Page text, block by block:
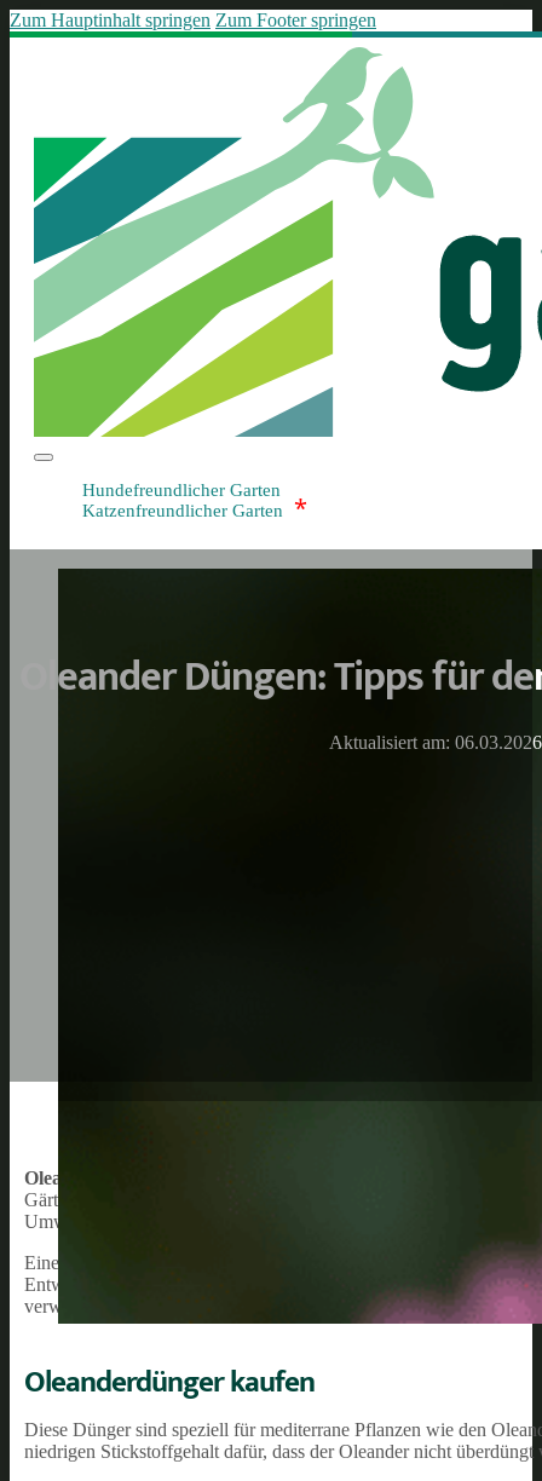
Zum Hauptinhalt springen Zum Footer springen
Hundefreundlicher Garten
Katzenfreundlicher Garten
*
Oleander Düngen: Tipps für
Aktualisiert am: 06.03.2026
Oleander
Gärtner schätzen die Pflanze nicht nur wegen ihrer schönen
Umweltfaktoren.
Eine der entscheidenden Faktoren für das Wachstum eines
Entwicklung und Blüte benötigt. Da Oleander besonders gerne
verwenden, der auf die Bedürfnisse dieser Pflanze abgestimmt
Oleanderdünger kaufen
Diese Dünger sind speziell für mediterrane Pflanzen wie den
niedrigen Stickstoffgehalt dafür, dass der Oleander nicht überdüngt